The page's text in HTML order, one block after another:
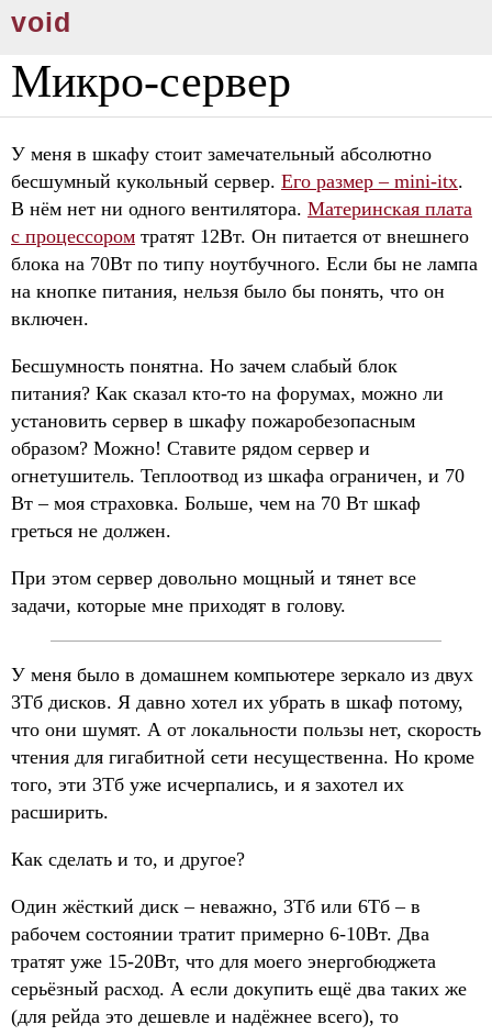
void
Микро-сервер
У меня в шкафу стоит замечательный абсолютно
бесшумный кукольный сервер. Его размер – mini-itx.
В нём нет ни одного вентилятора. Материнская плата
с процессором тратят 12Вт. Он питается от внешнего
блока на 70Вт по типу ноутбучного. Если бы не лампа
на кнопке питания, нельзя было бы понять, что он
включен.
Бесшумность понятна. Но зачем слабый блок
питания? Как сказал кто-то на форумах, можно ли
установить сервер в шкафу пожаробезопасным
образом? Можно! Ставите рядом сервер и
огнетушитель. Теплоотвод из шкафа ограничен, и 70
Вт – моя страховка. Больше, чем на 70 Вт шкаф
греться не должен.
При этом сервер довольно мощный и тянет все
задачи, которые мне приходят в голову.
У меня было в домашнем компьютере зеркало из двух
3Тб дисков. Я давно хотел их убрать в шкаф потому,
что они шумят. А от локальности пользы нет, скорость
чтения для гигабитной сети несущественна. Но кроме
того, эти 3Тб уже исчерпались, и я захотел их
расширить.
Как сделать и то, и другое?
Один жёсткий диск – неважно, 3Тб или 6Тб – в
рабочем состоянии тратит примерно 6-10Вт. Два
тратят уже 15-20Вт, что для моего энергобюджета
серьёзный расход. А если докупить ещё два таких же
(для рейда это дешевле и надёжнее всего), то